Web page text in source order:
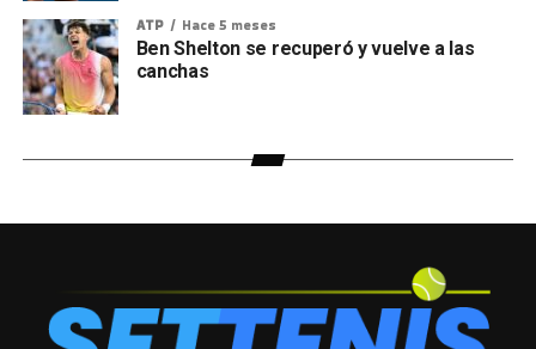
ATP Hace 5 meses
Ben Shelton se recuperó y vuelve a las
canchas